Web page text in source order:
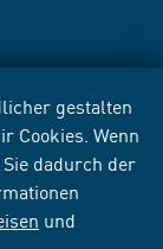
gestalten
Cookies. Wenn
dadurch der
und